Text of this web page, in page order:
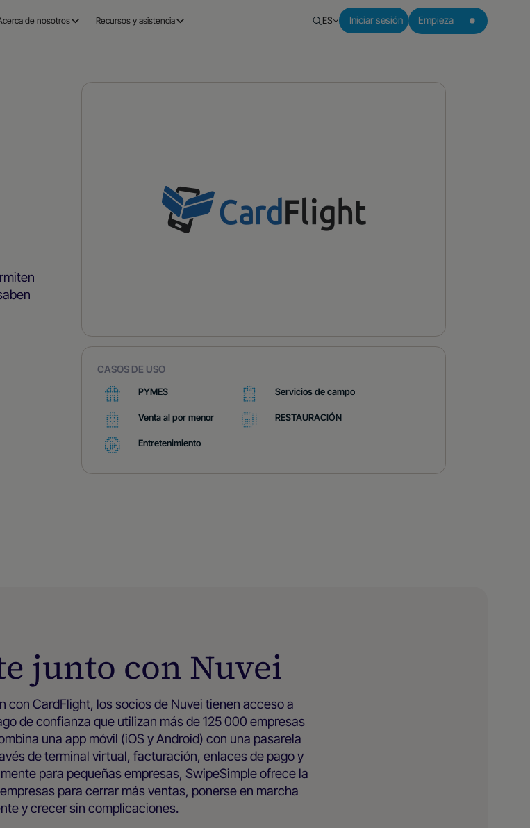
de nosotros Recursos y asistencia ES Iniciar sesión Empieza
CASOS DE USO
PYMES Servicios de campo
Venta al por menor RESTAURACIÓN
Entretenimiento
junto con Nuvei
con CardFlight, los socios de Nuvei tienen acceso a
de confianza que utilizan más de 125 000 empresas
una app móvil (iOS y Android) con una pasarela
de terminal virtual, facturación, enlaces de pago y
para pequeñas empresas, SwipeSimple ofrece la
para cerrar más ventas, ponerse en marcha
y crecer sin complicaciones.